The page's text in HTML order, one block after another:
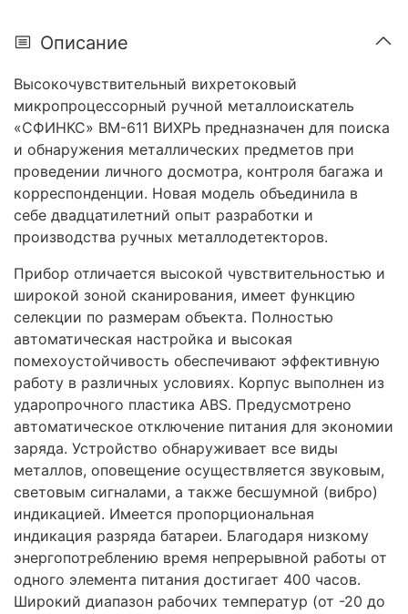
Описание
Высокочувствительный вихретоковый
микропроцессорный ручной металлоискатель
«СФИНКС» ВМ-611 ВИХРЬ предназначен для поиска
и обнаружения металлических предметов при
проведении личного досмотра, контроля багажа и
корреспонденции. Новая модель объединила в
себе двадцатилетний опыт разработки и
производства ручных металлодетекторов.
Прибор отличается высокой чувствительностью и
широкой зоной сканирования, имеет функцию
селекции по размерам объекта. Полностью
автоматическая настройка и высокая
помехоустойчивость обеспечивают эффективную
работу в различных условиях. Корпус выполнен из
ударопрочного пластика ABS. Предусмотрено
автоматическое отключение питания для экономии
заряда. Устройство обнаруживает все виды
металлов, оповещение осуществляется звуковым,
световым сигналами, а также бесшумной (вибро)
индикацией. Имеется пропорциональная
индикация разряда батареи. Благодаря низкому
энергопотреблению время непрерывной работы от
одного элемента питания достигает 400 часов.
Широкий диапазон рабочих температур (от -20 до